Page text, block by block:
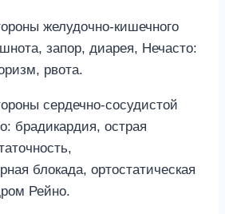
желудочно-кишечного
запор, диарея, Нечасто:
рвота.
сердечно-сосудистой
брадикардия, острая
блокада, ортостатическая
Рейно.